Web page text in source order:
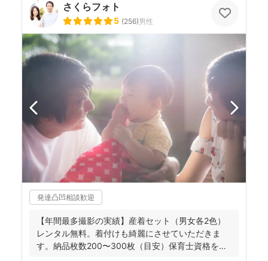
さくらフォト
5 (256)男性
発達凸凹相談歓迎
【年間最多撮影の実績】産着セット（男女各2色）
レンタル無料。着付けも綺麗にさせていただきま
す。納品枚数200〜300枚（目安）保育士資格を持